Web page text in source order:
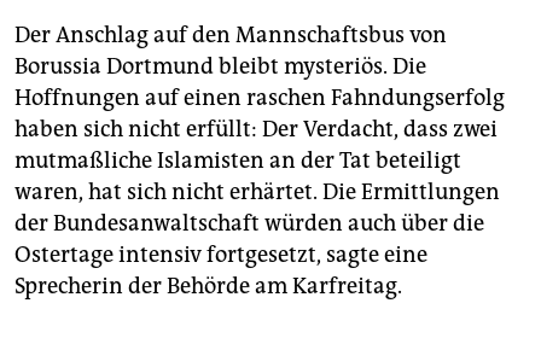
unterstützen
abo
genossenschaft
epaper login
Der Anschlag auf den Mannschaftsbus von
Borussia Dortmund bleibt mysteriös. Die
Hoffnungen auf einen raschen Fahndungserfolg
haben sich nicht erfüllt: Der Verdacht, dass zwei
mutmaßliche Islamisten an der Tat beteiligt
waren, hat sich nicht erhärtet. Die Ermittlungen
der Bundesanwaltschaft würden auch über die
Ostertage intensiv fortgesetzt, sagte eine
Sprecherin der Behörde am Karfreitag.